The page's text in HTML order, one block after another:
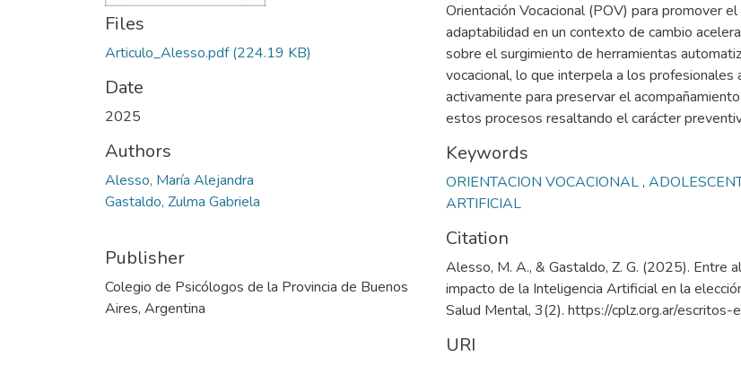
Files
Articulo_Alesso.pdf(224.19 KB)
Date
2025
Authors
Alesso, María Alejandra
Gastaldo, Zulma Gabriela
Publisher
Colegio de Psicólogos de la Provincia de Buenos
Aires, Argentina
Orientación Vocacional (POV) para promover
adaptabilidad en un contexto de cambio
sobre el surgimiento de herramientas
vocacional, lo que interpela a los profesionales
activamente para preservar el
estos procesos resaltando el carácter
Keywords
ORIENTACION VOCACIONAL,
ARTIFICIAL
Citation
Alesso, M. A., & Gastaldo, Z. G. (2025). Entre
impacto de la Inteligencia Artificial en la
Salud Mental, 3(2). https://cplz.org.ar/
URI